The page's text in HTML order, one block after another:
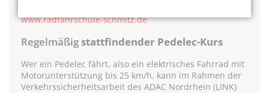
www.radfahrschule-schmitz.de
Regelmäßig stattfindender Pedelec-Kurs
Wer ein Pedelec fährt, also ein elektrisches Fahrrad mit
Motorunterstützung bis 25 km/h, kann im Rahmen der
Verkehrssicherheitsarbeit des ADAC Nordrhein (LINK)